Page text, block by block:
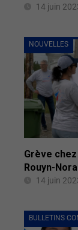
14 juin
NOUVELLES
Grève
Rouyn-
14 juin
BULLETINS